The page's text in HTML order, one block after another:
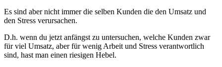
Es sind aber nicht immer die selben Kunden die den Umsatz und
den Stress verursachen.
D.h. wenn du jetzt anfängst zu untersuchen, welche Kunden zwar
für viel Umsatz, aber für wenig Arbeit und Stress verantwortlich
sind, hast man einen riesigen Hebel.